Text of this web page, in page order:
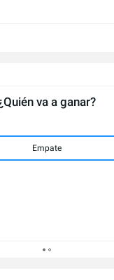
va a ganar?
Empate